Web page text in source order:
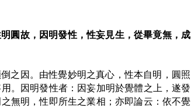
圓故，因明發性，性妄見生，從畢竟無，成
之因。由性覺妙明之真心，性本自明，圓照
。因明發性者：因妄加明於覺體之上，遂發
無明，性即所生之業相；亦即論云：依不覺